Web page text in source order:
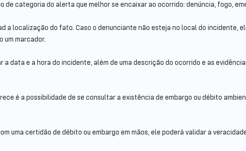
de categoria do alerta que melhor se encaixar ao ocorrido: denúncia, fogo,
a localização do fato. Caso o denunciante não esteja no local do incidente,
um marcador.
a data e a hora do incidente, além de uma descrição do ocorrido e as
é a possibilidade de se consultar a existência de embargo ou débito
uma certidão de débito ou embargo em mãos, ele poderá validar a